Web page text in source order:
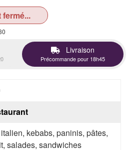
Livraison
Précommande pour 18h45
kebabs, paninis, pâtes,
salades, sandwiches